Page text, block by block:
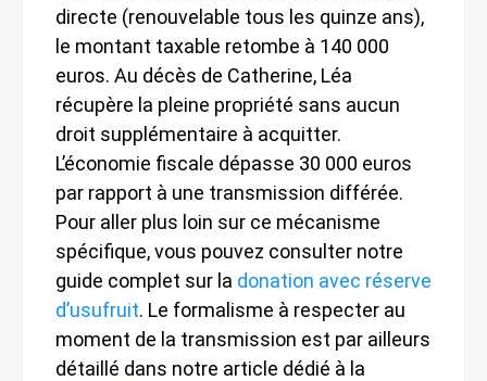
directe (renouvelable tous les quinze ans),
le montant taxable retombe à 140 000
euros. Au décès de Catherine, Léa
récupère la pleine propriété sans aucun
droit supplémentaire à acquitter.
L’économie fiscale dépasse 30 000 euros
par rapport à une transmission différée.
Pour aller plus loin sur ce mécanisme
spécifique, vous pouvez consulter notre
guide complet sur la donation avec réserve
d’usufruit. Le formalisme à respecter au
moment de la transmission est par ailleurs
détaillé dans notre article dédié à la